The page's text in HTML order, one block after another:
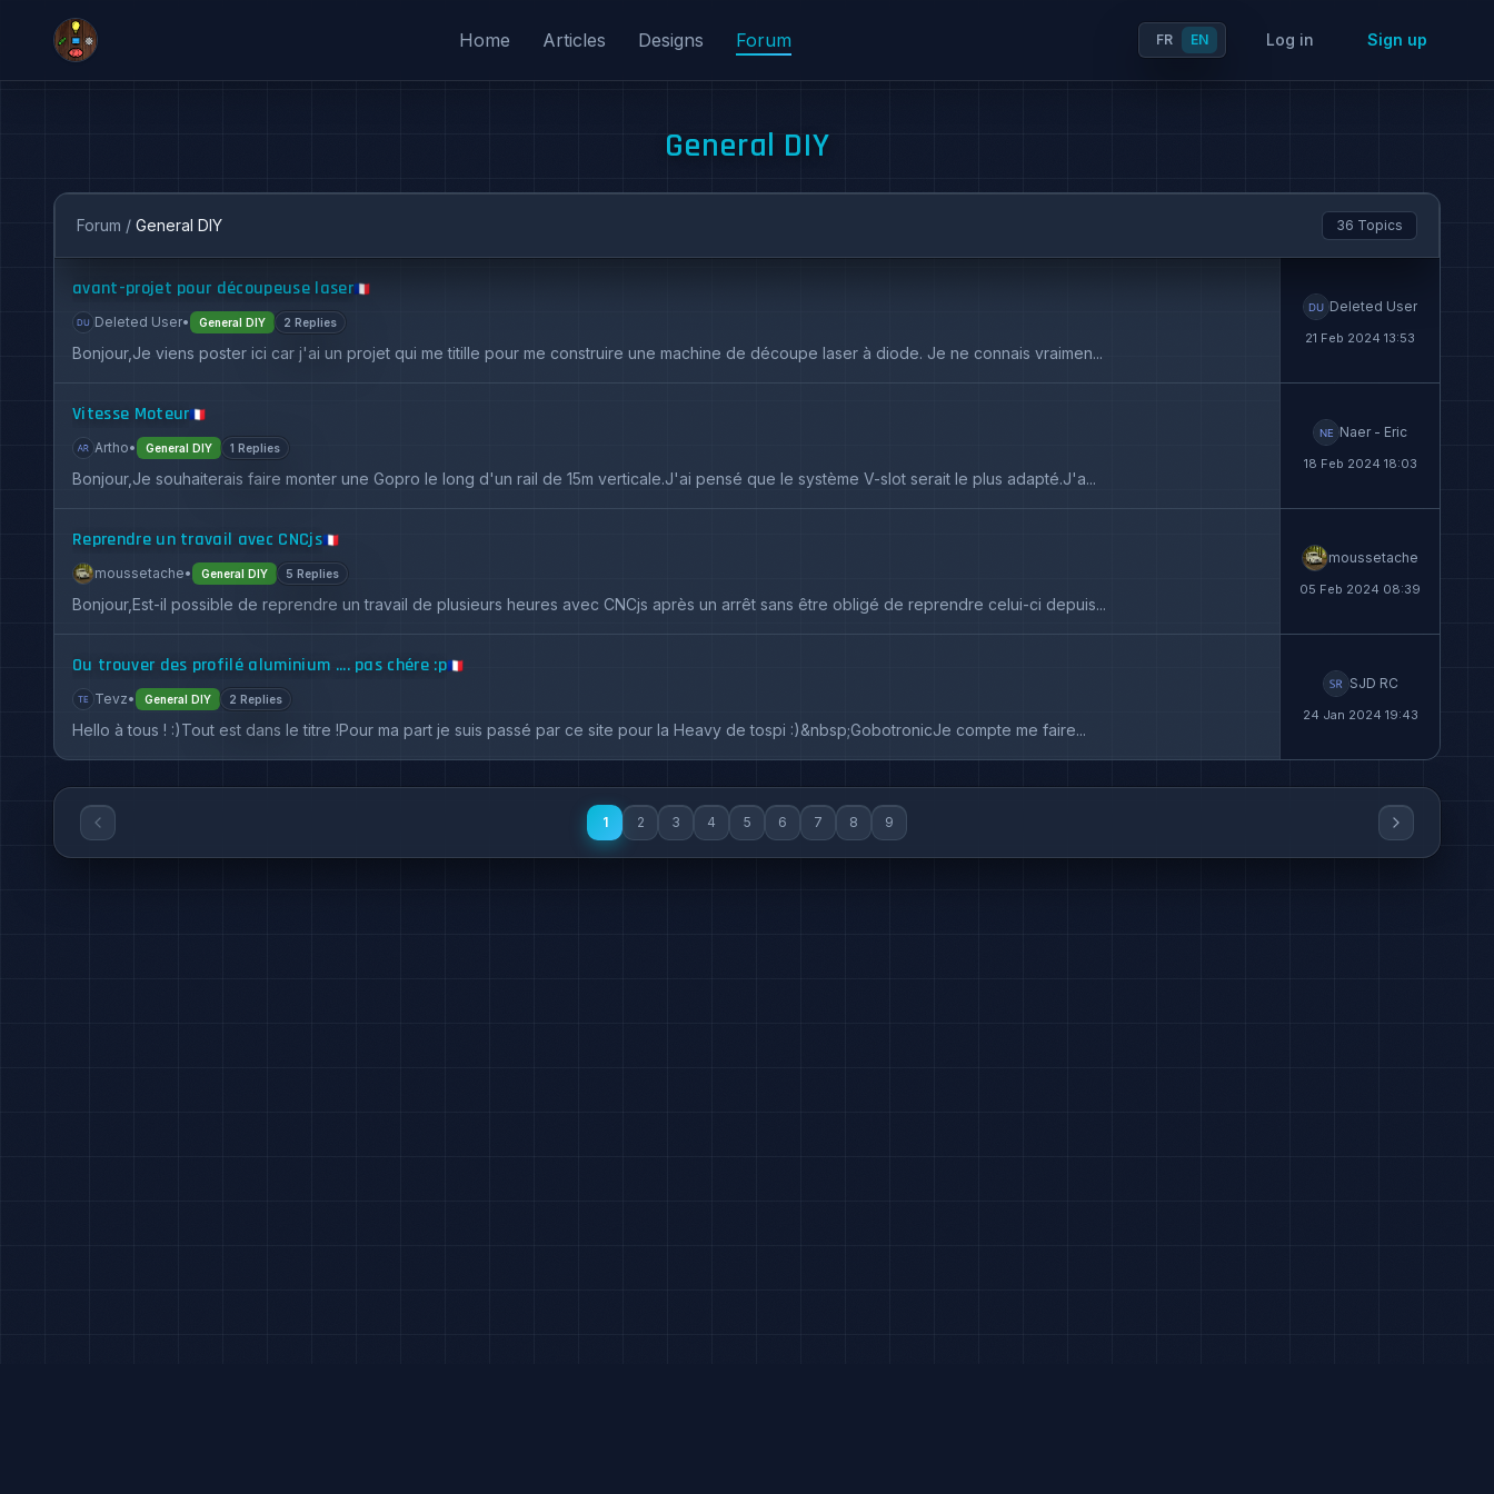
Home Articles Designs Forum FR EN Log in Sign up
General DIY
Forum / General DIY 36 Topics
avant-projet pour découpeuse laser🇫🇷
Deleted User• General DIY 2 Replies
Bonjour,Je viens poster ici car j'ai un projet qui me titille pour me construire une machine de découpe laser à diode. Je ne connais vraimen...
Deleted User
21 Feb 2024 13:53
Vitesse Moteur🇫🇷
Artho• General DIY 1 Replies
Bonjour,Je souhaiterais faire monter une Gopro le long d'un rail de 15m verticale.J'ai pensé que le système V-slot serait le plus adapté.J'a...
Naer - Eric
18 Feb 2024 18:03
Reprendre un travail avec CNCjs🇫🇷
moussetache• General DIY 5 Replies
Bonjour,Est-il possible de reprendre un travail de plusieurs heures avec CNCjs après un arrêt sans être obligé de reprendre celui-ci depuis...
moussetache
05 Feb 2024 08:39
Ou trouver des profilé aluminium .... pas chére :p🇫🇷
Tevz• General DIY 2 Replies
Hello à tous ! :)Tout est dans le titre !Pour ma part je suis passé par ce site pour la Heavy de tospi :)&nbsp;GobotronicJe compte me faire...
SJD RC
24 Jan 2024 19:43
1 2 3 4 5 6 7 8 9